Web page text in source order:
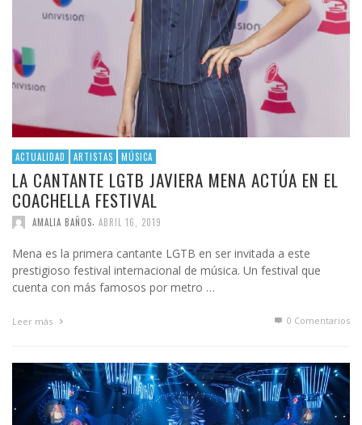
ACTUALIDAD ARTISTAS MÚSICA
LA CANTANTE LGTB JAVIERA MENA ACTÚA EN EL
COACHELLA FESTIVAL
AMALIA BAÑOS ABRIL 16, 2019
Mena es la primera cantante LGTB en ser invitada a este
prestigioso festival internacional de música. Un festival que
cuenta con más famosos por metro …
Leer más 0 Comentarios